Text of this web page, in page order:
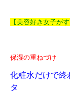
【美容好き女子が
保湿の重ねづけ
化粧水だけで終
タ